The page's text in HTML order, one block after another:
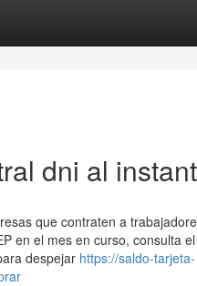
dni al
que contraten a
en el mes en curso, consulta el
despejar‍ https://saldo-tarjeta-